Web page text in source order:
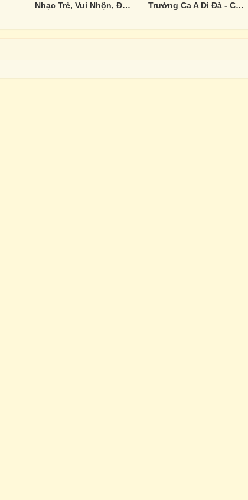
Nhạc Trẻ, Vui Nhộn, Đầy Sức Sống, Yêu Đời - Nhạc La Tuấn Dzũng Trường Ca A Di Đà - Ca khúc La Tuấn Dzũng 6